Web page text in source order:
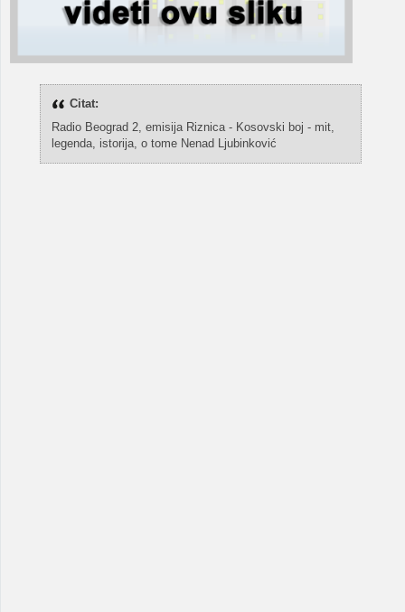
Citat:
Radio Beograd 2, emisija Riznica - Kosovski boj - mit,
legenda, istorija, o tome Nenad Ljubinković